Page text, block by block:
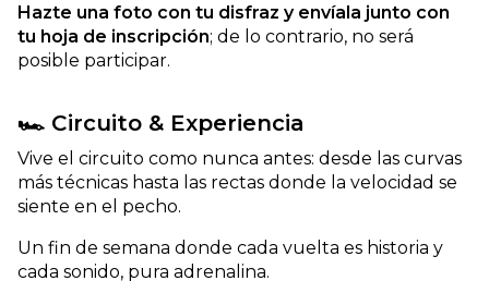
Hazte una foto con tu disfraz y envíala junto con
tu hoja de inscripción; de lo contrario, no será
posible participar.
🏎️ Circuito & Experiencia
Vive el circuito como nunca antes: desde las curvas
más técnicas hasta las rectas donde la velocidad se
siente en el pecho.
Un fin de semana donde cada vuelta es historia y
cada sonido, pura adrenalina.